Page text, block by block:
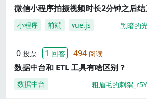
微信小程序拍摄视频时长2分钟之后
小程序 前端 vue.js 黑暗的
0 投票 1 回答 494 阅读
数据中台和 ETL 工具有啥区别？
数据中台 粗眉毛的刺猬